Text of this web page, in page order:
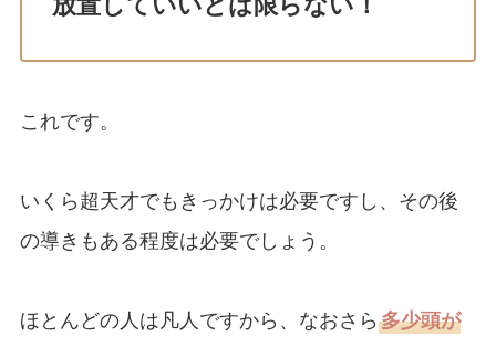
これです。
いくら超天才でもきっかけは必要ですし、その後
の導きもある程度は必要でしょう。
ほとんどの人は凡人ですから、なおさら 多少頭が